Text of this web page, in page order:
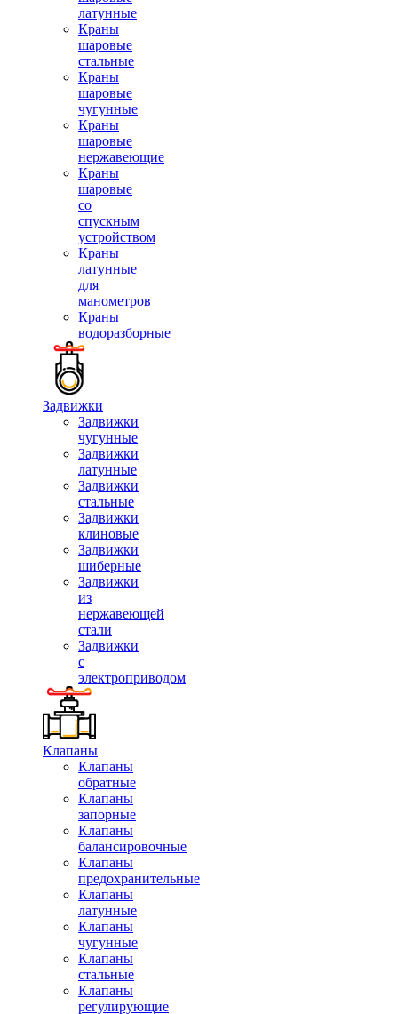
латунные
Краны
шаровые
стальные
Краны
шаровые
чугунные
Краны
шаровые
нержавеющие
Краны
шаровые
со
спускным
устройством
Краны
латунные
для
манометров
Краны
водоразборные
Задвижки
Задвижки
чугунные
Задвижки
латунные
Задвижки
стальные
Задвижки
клиновые
Задвижки
шиберные
Задвижки
из
нержавеющей
стали
Задвижки
с
электроприводом
Клапаны
Клапаны
обратные
Клапаны
запорные
Клапаны
балансировочные
Клапаны
предохранительные
Клапаны
латунные
Клапаны
чугунные
Клапаны
стальные
Клапаны
регулирующие